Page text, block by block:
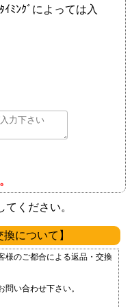
ﾐﾝｸﾞによっては入
ください。
について】
様のご都合による返品・交換
い合わせ下さい。